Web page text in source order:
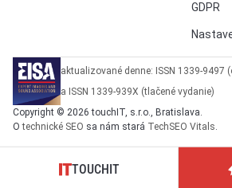
GDPR
aktualizované denne: ISSN 1339-9497
a ISSN 1339-939X (tlačené vydanie)
Copyright © 2026 touchIT, s.r.o., Bratislava.
Otechnické SEO sa nám stará TechSEO Vitals.
TOUCHIT